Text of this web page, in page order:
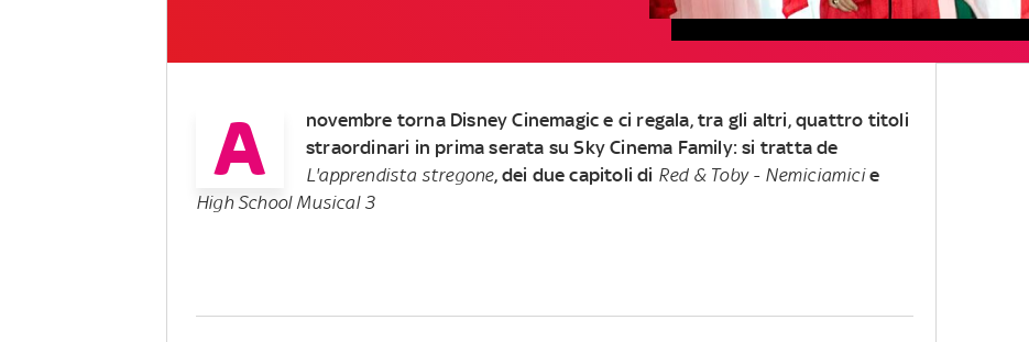
A
novembre torna Disney Cinemagic e ci regala, tra gli altri, quattro titoli
straordinari in prima serata su Sky Cinema Family: si tratta de
L'apprendista stregone, dei due capitoli di Red & Toby - Nemiciamicie
High School Musical 3